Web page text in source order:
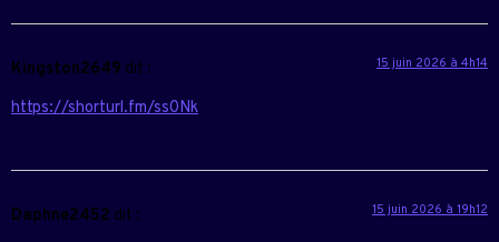
Kingston2649 dit : 15 juin 2026 à 4h14
https://shorturl.fm/ss0Nk
Daphne2452 dit : 15 juin 2026 à 19h12